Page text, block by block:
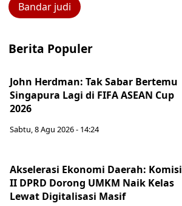
Bandar judi
Berita Populer
John Herdman: Tak Sabar Bertemu
Singapura Lagi di FIFA ASEAN Cup
2026
Sabtu, 8 Agu 2026 - 14:24
Akselerasi Ekonomi Daerah: Komisi
II DPRD Dorong UMKM Naik Kelas
Lewat Digitalisasi Masif